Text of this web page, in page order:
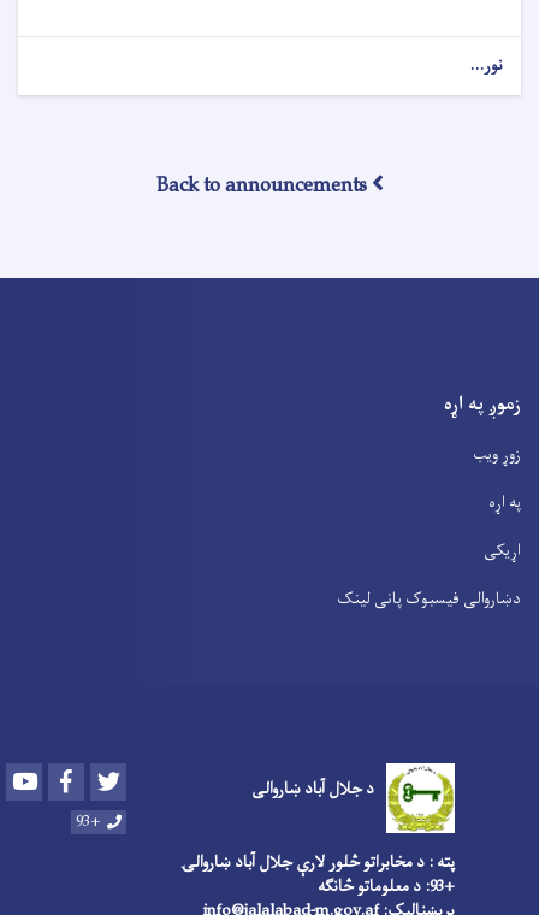
نور...
Back to announcements
زموږ په اړه
زوړ ویب
په اړه
اړیکی
دښاروالی فیسبوک پانی لینک
د جلال آباد ښاروالی Youtube Facebook
+93
پته : د مخابراتو څلور لارې جلال آباد ښاروالۍ
+93: د معلوماتو څانګه